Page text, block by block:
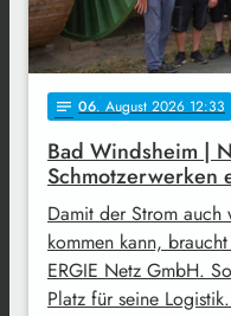
notes 06. August 2026 12:33
Bad Windsheim |
Schmotzerwerken
Damit der Strom auch
kommen kann,
ERGIE Netz GmbH.
Platz für seine